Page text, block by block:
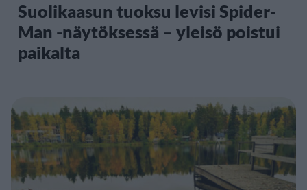
Suolikaasun tuoksu levisi Spider-
Man -näytöksessä – yleisö poistui
paikalta